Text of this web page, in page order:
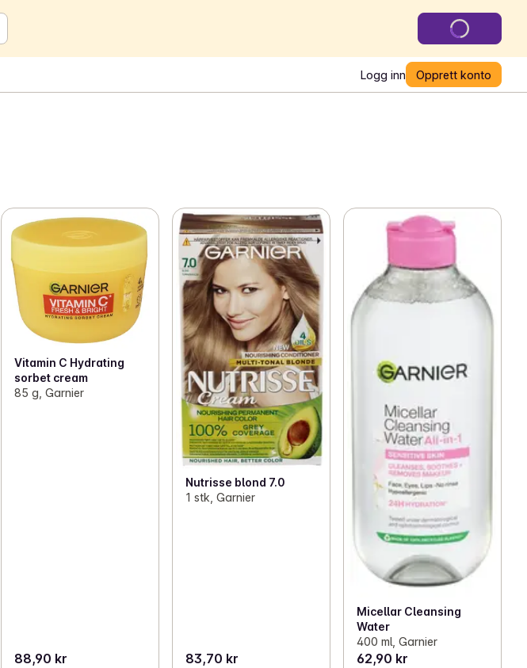
Logg inn Opprett konto
Vitamin C Hydrating
sorbet cream
85 g, Garnier
88,90 kr
Nutrisse blond 7.0
1 stk, Garnier
83,70 kr
Micellar Cleansing
Water
400 ml, Garnier
62,90 kr